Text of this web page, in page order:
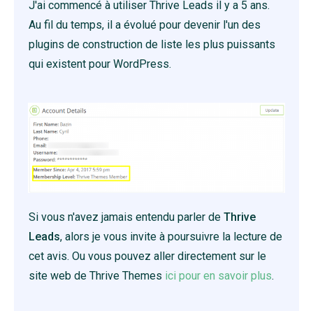
J'ai commencé à utiliser Thrive Leads il y a 5 ans.
Au fil du temps, il a évolué pour devenir l'un des
plugins de construction de liste les plus puissants
qui existent pour WordPress.
Si vous n'avez jamais entendu parler de Thrive
Leads, alors je vous invite à poursuivre la lecture de
cet avis. Ou vous pouvez aller directement sur le
site web de Thrive Themes ici pour en savoir plus.